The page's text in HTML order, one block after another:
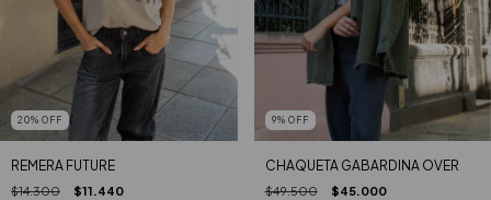
20% OFF
REMERA FUTURE
$14.300 $11.440
9% OFF
CHAQUETA GABARDINA OVER
$49.500 $45.000